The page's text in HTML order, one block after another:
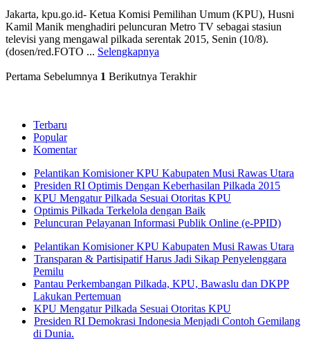
Jakarta, kpu.go.id- Ketua Komisi Pemilihan Umum (KPU), Husni
Kamil Manik menghadiri peluncuran Metro TV sebagai stasiun
televisi yang mengawal pilkada serentak 2015, Senin (10/8).
(dosen/red.FOTO ... Selengkapnya
Pertama Sebelumnya 1 Berikutnya Terakhir
Terbaru
Popular
Komentar
Pelantikan Komisioner KPU Kabupaten Musi Rawas Utara
Presiden RI Optimis Dengan Keberhasilan Pilkada 2015
KPU Mengatur Pilkada Sesuai Otoritas KPU
Optimis Pilkada Terkelola dengan Baik
Peluncuran Pelayanan Informasi Publik Online (e-PPID)
Pelantikan Komisioner KPU Kabupaten Musi Rawas Utara
Transparan & Partisipatif Harus Jadi Sikap Penyelenggara
Pemilu
Pantau Perkembangan Pilkada, KPU, Bawaslu dan DKPP
Lakukan Pertemuan
KPU Mengatur Pilkada Sesuai Otoritas KPU
Presiden RI Demokrasi Indonesia Menjadi Contoh Gemilang
di Dunia.